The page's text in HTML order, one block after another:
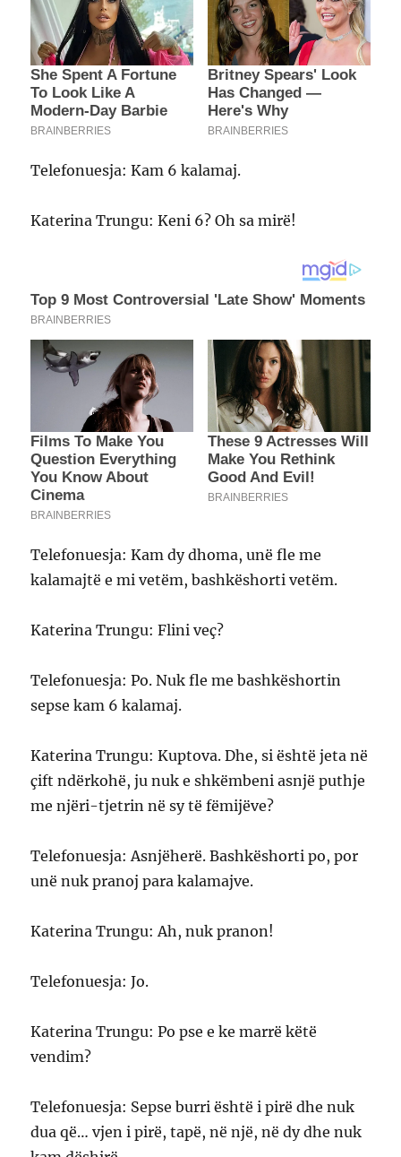
Telefonuesja: Kam 6 kalamaj.
Katerina Trungu: Keni 6? Oh sa mirë!
Telefonuesja: Kam dy dhoma, unë fle me
kalamajtë e mi vetëm, bashkëshorti vetëm.
Katerina Trungu: Flini veç?
Telefonuesja: Po. Nuk fle me bashkëshortin
sepse kam 6 kalamaj.
Katerina Trungu: Kuptova. Dhe, si është jeta në
çift ndërkohë, ju nuk e shkëmbeni asnjë puthje
me njëri-tjetrin në sy të fëmijëve?
Telefonuesja: Asnjëherë. Bashkëshorti po, por
unë nuk pranoj para kalamajve.
Katerina Trungu: Ah, nuk pranon!
Telefonuesja: Jo.
Katerina Trungu: Po pse e ke marrë këtë
vendim?
Telefonuesja: Sepse burri është i pirë dhe nuk
dua që… vjen i pirë, tapë, në një, në dy dhe nuk